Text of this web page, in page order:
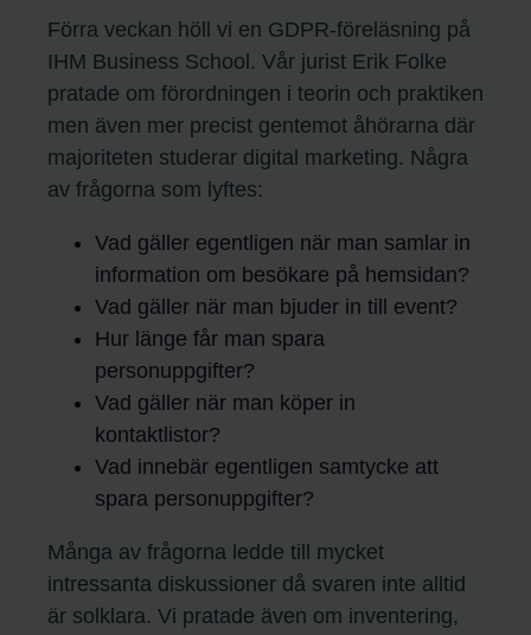
Förra veckan höll vi en GDPR-föreläsning på
IHM Business School. Vår jurist Erik Folke
pratade om förordningen i teorin och praktiken
men även mer precist gentemot åhörarna där
majoriteten studerar digital marketing. Några
av frågorna som lyftes:
Vad gäller egentligen när man samlar in
information om besökare på hemsidan?
Vad gäller när man bjuder in till event?
Hur länge får man spara
personuppgifter?
Vad gäller när man köper in
kontaktlistor?
Vad innebär egentligen samtycke att
spara personuppgifter?
Många av frågorna ledde till mycket
intressanta diskussioner då svaren inte alltid
är solklara. Vi pratade även om inventering,